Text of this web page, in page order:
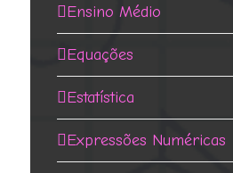
Ensino Médio
Equações
Estatística
Expressões Numéricas